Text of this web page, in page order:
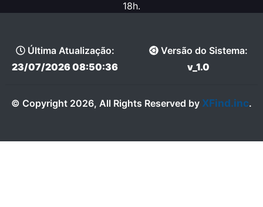
18h.
Última Atualização:
23/07/2026 08:50:36
Versão do Sistema:
v_1.0
© Copyright 2026, All Rights Reserved by XFind.inc.